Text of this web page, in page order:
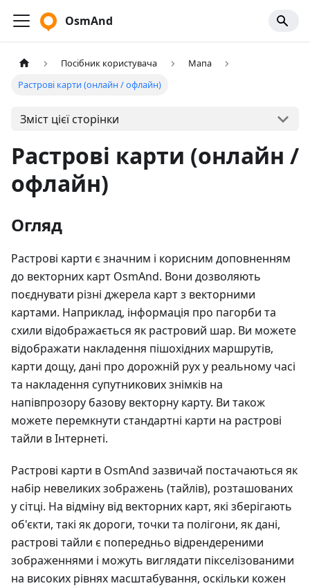
OsmAnd
Посібник користувача
Мапа
Растрові карти (онлайн / офлайн)
Зміст цієї сторінки
Растрові карти (онлайн /
офлайн)
Огляд
Растрові карти є значним і корисним доповненням
до векторних карт OsmAnd. Вони дозволяють
поєднувати різні джерела карт з векторними
картами. Наприклад, інформація про пагорби та
схили відображається як растровий шар. Ви можете
відображати накладення пішохідних маршрутів,
карти дощу, дані про дорожній рух у реальному часі
та накладення супутникових знімків на
напівпрозору базову векторну карту. Ви також
можете перемкнути стандартні карти на растрові
тайли в Інтернеті.
Растрові карти в OsmAnd зазвичай постачаються як
набір невеликих зображень (тайлів), розташованих
у сітці. На відміну від векторних карт, які зберігають
об'єкти, такі як дороги, точки та полігони, як дані,
растрові тайли є попередньо відрендереними
зображеннями і можуть виглядати пікселізованими
на високих рівнях масштабування, оскільки кожен